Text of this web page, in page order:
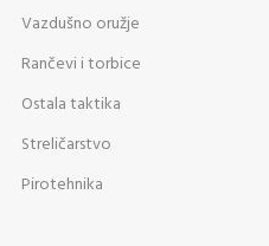
Vazdušno oružje
Rančevi i torbice
Ostala taktika
Streličarstvo
Pirotehnika